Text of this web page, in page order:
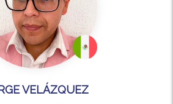
VELÁZQUEZ